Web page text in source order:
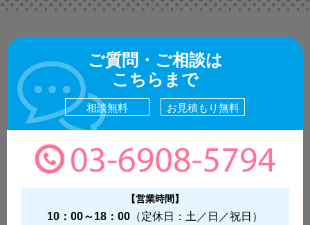
ご質問・ご相談は
こちらまで
相談無料 お見積もり無料
【営業時間】
10：00～18：00 （定休日：土／日／祝日）